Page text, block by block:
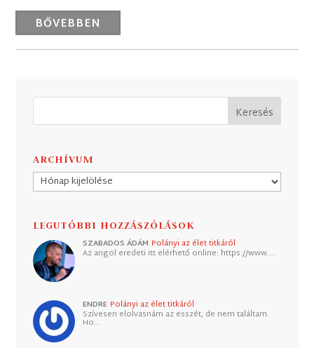
BŐVEBBEN
ARCHÍVUM
Archívum
LEGUTÓBBI HOZZÁSZÓLÁSOK
SZABADOS ÁDÁM Polányi az élet titkáról
Az angol eredeti itt elérhető online: https://www.…
ENDRE Polányi az élet titkáról
Szívesen elolvasnám az esszét, de nem találtam.
Ho…